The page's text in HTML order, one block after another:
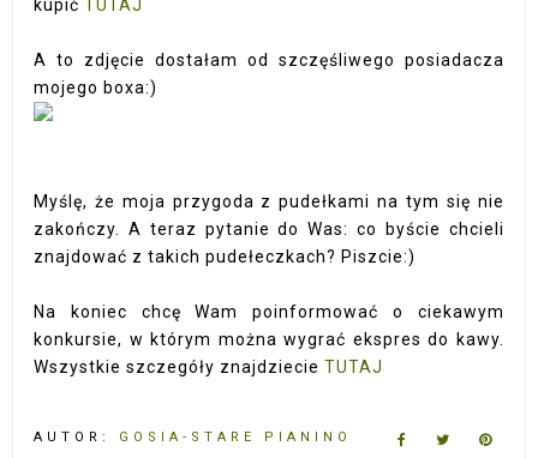
kupićTUTAJ
A to zdjęcie dostałam od szczęśliwego posiadacza
mojego boxa:)
Myślę, że moja przygoda z pudełkami na tym się nie
zakończy. A teraz pytanie do Was: co byście chcieli
znajdować z takich pudełeczkach? Piszcie:)
Na koniec chcę Wam poinformować o ciekawym
konkursie, w którym można wygrać ekspres do kawy.
Wszystkie szczegóły znajdziecieTUTAJ
AUTOR: GOSIA-STARE PIANINO